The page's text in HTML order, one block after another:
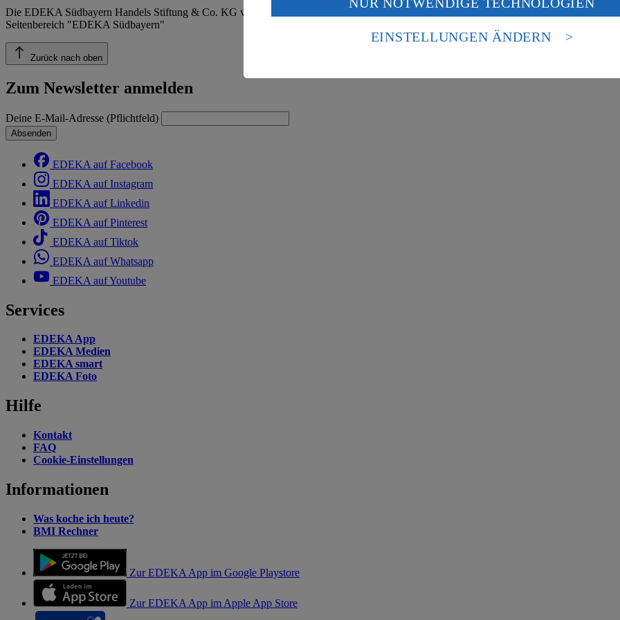
Die EDEKA Südbayern Handels Stiftung & Co. KG veröffentlicht insbesondere Inhalte zu den Bereichen:
Seitenbereich "EDEKA Südbayern"
Zurück nach oben
Zum Newsletter anmelden
Deine E-Mail-Adresse (Pflichtfeld)
Absenden
EDEKA auf Facebook
EDEKA auf Instagram
EDEKA auf Linkedin
EDEKA auf Pinterest
EDEKA auf Tiktok
EDEKA auf Whatsapp
EDEKA auf Youtube
Services
EDEKA App
EDEKA Medien
EDEKA smart
EDEKA Foto
Hilfe
Kontakt
FAQ
Cookie-Einstellungen
Informationen
Was koche ich heute?
BMI Rechner
Zur EDEKA App im Google Playstore
Zur EDEKA App im Apple App Store
ein, dass deine Daten in den USA verarbeitet werden. Der EuGH sieht die USA als
einem nach europäischen Standards nicht angemessenen Datenschutzniveau an. Es
Risiko eines Zugriffs durch US-amerikanische Behörden.
EINSTELLUNGEN ÄNDERN